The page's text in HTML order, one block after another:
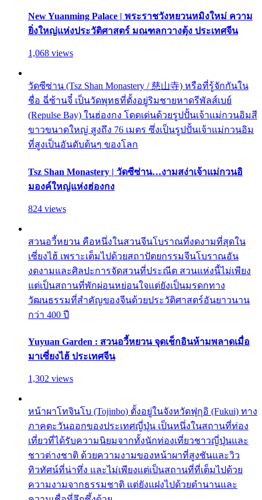
New Yuanming Palace | พระราชวังหยวนหมิงใหม่ ความ
ยิ่งใหญ่แห่งประวัติศาสตร์ มณฑลกวางตุ้ง ประเทศจีน
1,068 views
วัดซีซ่าน (Tsz Shan Monastery / 慈山寺) หรือที่รู้จักกันใน
ชื่อ ฉี่ซ้านจี๋ เป็นวัดพุทธที่ตั้งอยู่ริมชายหาดรีพัลส์เบย์
(Repulse Bay) ในฮ่องกง โดดเด่นด้วยรูปปั้นเจ้าแม่กวนอิมสี
ขาวขนาดใหญ่ สูงถึง 76 เมตร ซึ่งเป็นรูปปั้นเจ้าแม่กวนอิม
ที่สูงเป็นอันดับต้นๆ ของโลก
Tsz Shan Monastery | วัดซีซ่าน…งามสง่าเจ้าแม่กวนอิ
มองค์ใหญ่แห่งฮ่องกง
824 views
สวนอวี้หยวน คือหนึ่งในสวนจีนโบราณที่งดงามที่สุดใน
เซี่ยงไฮ้ เพราะเต็มไปด้วยสถาปัตยกรรมจีนโบราณอัน
งดงามและศิลปะการจัดสวนที่ประณีต สวนแห่งนี้ไม่เพียง
แต่เป็นสถานที่พักผ่อนหย่อนใจแต่ยังเป็นมรดกทาง
วัฒนธรรมที่สำคัญของจีนด้วยประวัติศาสตร์อันยาวนาน
กว่า 400 ปี
Yuyuan Garden : สวนอวี้หยวน จุดเช็กอินห้ามพลาดเมื่อ
มาเซี่ยงไฮ้ ประเทศจีน
1,302 views
หน้าผาโทจินโบ (Tojinbo) ตั้งอยู่ในจังหวัดฟุกุอิ (Fukui) ทาง
ภาคตะวันออกของประเทศญี่ปุ่น เป็นหนึ่งในสถานที่ท่อง
เที่ยวที่ได้รับความนิยมจากทั้งนักท่องเที่ยวชาวญี่ปุ่นและ
ชาวต่างชาติ ด้วยความงามของหน้าผาที่สูงชันและวิว
ทิวทัศน์ที่น่าทึ่ง และไม่เพียงแต่เป็นสถานที่ที่เต็มไปด้วย
ความงามจากธรรมชาติ แต่ยังแฝงไปด้วยตำนานและ